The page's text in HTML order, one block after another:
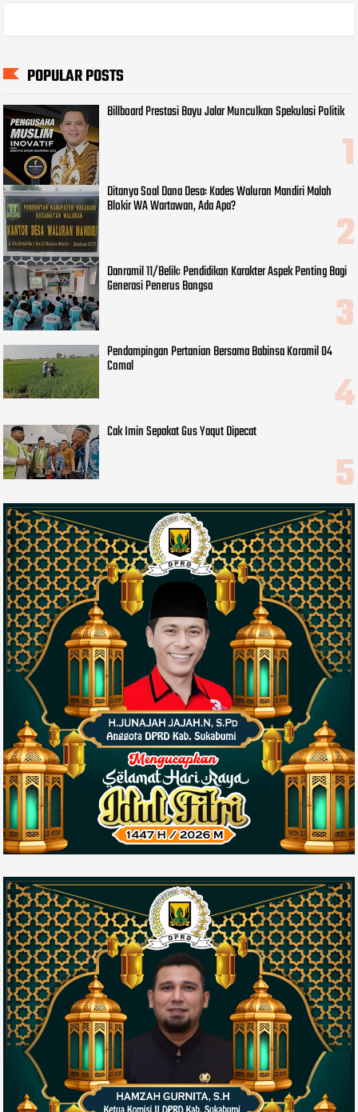
POPULAR POSTS
Billboard Prestasi Bayu Jalar Munculkan Spekulasi Politik
Ditanya Soal Dana Desa: Kades Waluran Mandiri Malah
Blokir WA Wartawan, Ada Apa?
Danramil 11/Belik: Pendidikan Karakter Aspek Penting Bagi
Generasi Penerus Bangsa
Pendampingan Pertanian Bersama Babinsa Koramil 04
Comal
Cak Imin Sepakat Gus Yaqut Dipecat